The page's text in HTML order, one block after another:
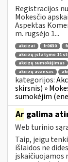
Registracijos
Mokesčio
Aspektas
m. rugsėjo 1...
akcizai fr0630
akcizų įstatymo 11
akcizų sumokėjimas
akcizų avansas
kategorijos:
skirsnis) »
sumokėjim
Ar galima
Web turinio
Taip, jeigu
išlaidos ne
įskaičiuojamos